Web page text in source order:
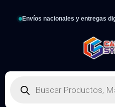
Envíos nacionales y entregas